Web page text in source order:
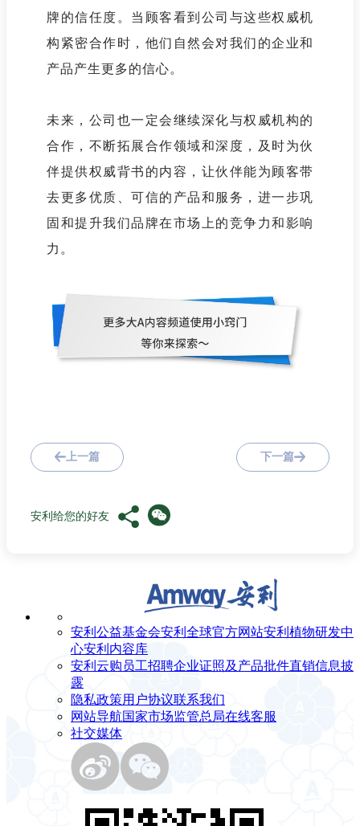
牌的信任度。当顾客看到公司与这些权威机
构紧密合作时，他们自然会对我们的企业和
产品产生更多的信心。
未来，公司也一定会继续深化与权威机构的
合作，不断拓展合作领域和深度，及时为伙
伴提供权威背书的内容，让伙伴能为顾客带
去更多优质、可信的产品和服务，进一步巩
固和提升我们品牌在市场上的竞争力和影响
力。
上一篇 下一篇
安利给您的好友
安利公益基金会安利全球官方网站安利植物研发中
心安利内容库
安利云购 员工招聘企业证照及产品批件直销信息披
露
隐私政策用户协议联系我们
网站导航国家市场监管总局在线客服
社交媒体